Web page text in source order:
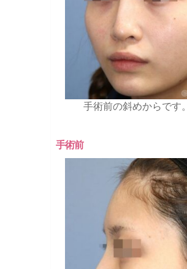
手術前の斜めからです。
手術前